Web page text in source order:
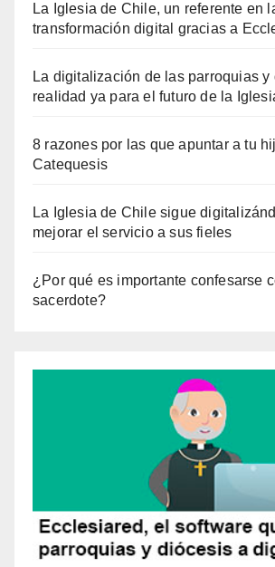
La Iglesia de Chile, un referente en
transformación digital gracias a
La digitalización de las parroquias y
realidad ya para el futuro de la
8 razones por las que apuntar a tu
Catequesis
La Iglesia de Chile sigue
mejorar el servicio a sus fieles
¿Por qué es importante confesarse
sacerdote?